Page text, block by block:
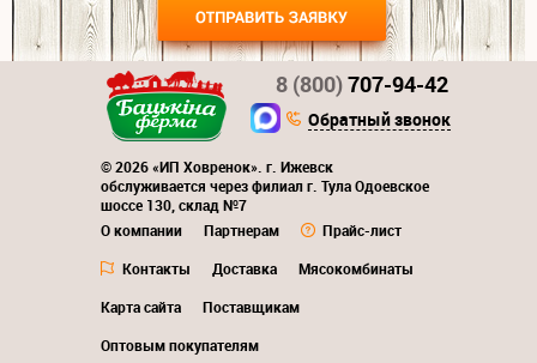
© 2026 «ИП Ховренок». г. Ижевск
обслуживается через филиал г. Тула Одоевское
шоссе 130, склад №7
О компании
Партнерам
Прайс-лист
Контакты
Доставка
Мясокомбинаты
Карта сайта
Поставщикам
Оптовым покупателям
8 (800)707-94-42
Обратный звонок